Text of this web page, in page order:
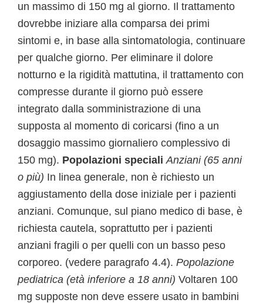
un massimo di 150 mg al giorno. Il trattamento
dovrebbe iniziare alla comparsa dei primi
sintomi e, in base alla sintomatologia, continuare
per qualche giorno. Per eliminare il dolore
notturno e la rigidità mattutina, il trattamento con
compresse durante il giorno può essere
integrato dalla somministrazione di una
supposta al momento di coricarsi (fino a un
dosaggio massimo giornaliero complessivo di
150 mg). Popolazioni speciali Anziani (65 anni
o più) In linea generale, non è richiesto un
aggiustamento della dose iniziale per i pazienti
anziani. Comunque, sul piano medico di base, è
richiesta cautela, soprattutto per i pazienti
anziani fragili o per quelli con un basso peso
corporeo. (vedere paragrafo 4.4). Popolazione
pediatrica (età inferiore a 18 anni) Voltaren 100
mg supposte non deve essere usato in bambini